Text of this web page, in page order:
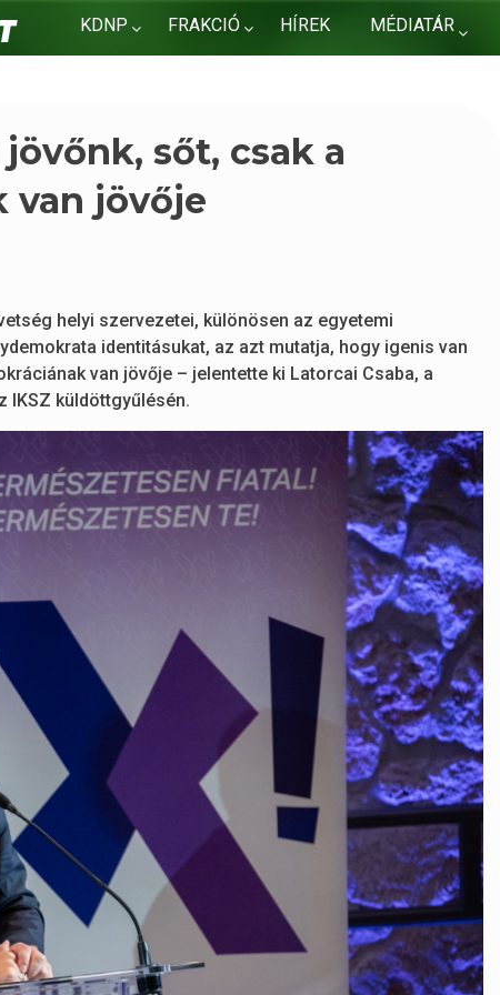
KDNP FRAKCIÓ HÍREK MÉDIATÁR
sőt, csak a
van jövője
helyi szervezetei, különösen az egyetemi
identitásukat, az azt mutatja, hogy igenis van
van jövője – jelentette ki Latorcai Csaba, a
IKSZ küldöttgyűlésén.